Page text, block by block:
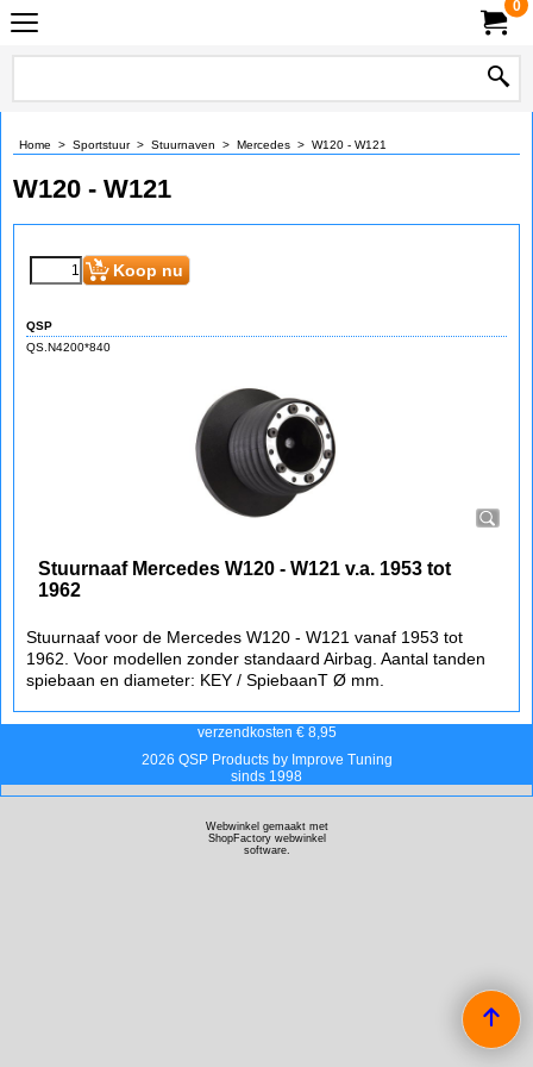
0
Home > Sportstuur> Stuurnaven > Mercedes > W120 - W121
W120 - W121
Koop nu
QSP
QS.N4200*840
Stuurnaaf Mercedes W120 - W121 v.a. 1953 tot
1962
Stuurnaaf voor de Mercedes W120 - W121 vanaf 1953 tot
1962. Voor modellen zonder standaard Airbag. Aantal tanden
spiebaan en diameter: KEY / SpiebaanT Ø mm.
verzendkosten € 8,95
2026 QSP Products by Improve Tuning
sinds 1998
Webwinkel gemaakt met
ShopFactory webwinkel
software.